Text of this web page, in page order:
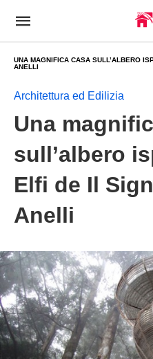
UNA MAGNIFICA CASA SULL’ALBERO
ANELLI
Architettura ed Edilizia
Una
sull’albero
Elfi de Il
Anelli